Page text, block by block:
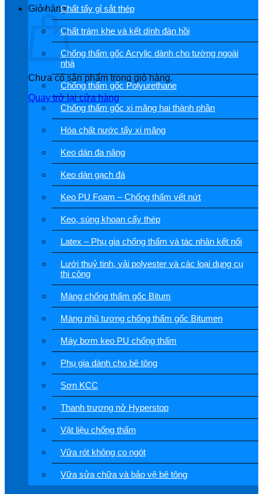
Giỏ hàng
Chưa có sản phẩm trong giỏ hàng.
Quay trở lại cửa hàng
Chất tẩy gỉ sắt thép
Chất trám khe và kết dính đàn hồi
Chống thấm gốc Acrylic dành cho tường ngoài
nhà
Chống thấm gốc Polyurethane
Chống thấm gốc xi măng hai thành phần
Hóa chất nước tẩy xi măng
Keo dán đa năng
Keo dán gạch đá
Keo PU Foam – Chống thấm vết nứt
Keo, súng khoan cấy thép
Latex – Phụ gia chống thấm và tác nhân kết nối
Lưới thuỷ tinh, vải polyester và các loại dụng cụ
thi công
Màng chống thấm gốc Bitum
Màng nhũ tương chống thấm gốc Bitumen
Máy bơm keo PU chống thấm
Phụ gia dành cho bê tông
Sơn KCC
Thanh trương nở Hyperstop
Vật liệu chống thấm
Vữa rót không co ngót
Vữa sửa chữa và bảo vệ bê tông